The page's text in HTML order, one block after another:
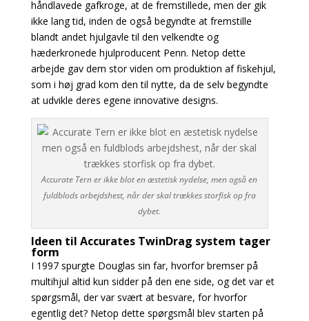
håndlavede gafkroge, at de fremstillede, men der gik
ikke lang tid, inden de også begyndte at fremstille
blandt andet hjulgavle til den velkendte og
hæderkronede hjulproducent Penn. Netop dette
arbejde gav dem stor viden om produktion af fiskehjul,
som i høj grad kom den til nytte, da de selv begyndte
at udvikle deres egene innovative designs.
Accurate Tern er ikke blot en æstetisk nydelse, men også en
fuldblods arbejdshest, når der skal trækkes storfisk op fra
dybet.
Ideen til Accurates TwinDrag system tager
form
I 1997 spurgte Douglas sin far, hvorfor bremser på
multihjul altid kun sidder på den ene side, og det var et
spørgsmål, der var svært at besvare, for hvorfor
egentlig det? Netop dette spørgsmål blev starten på